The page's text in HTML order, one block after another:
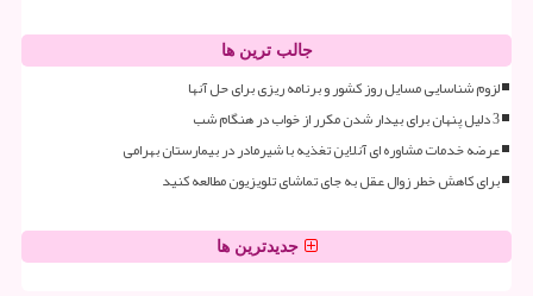
جالب ترین ها
لزوم شناسایی مسایل روز کشور و برنامه ریزی برای حل آنها
3 دلیل پنهان برای بیدار شدن مکرر از خواب در هنگام شب
عرضه خدمات مشاوره ای آنلاین تغذیه با شیرمادر در بیمارستان بهرامی
برای کاهش خطر زوال عقل به جای تماشای تلویزیون مطالعه کنید
جدیدترین ها